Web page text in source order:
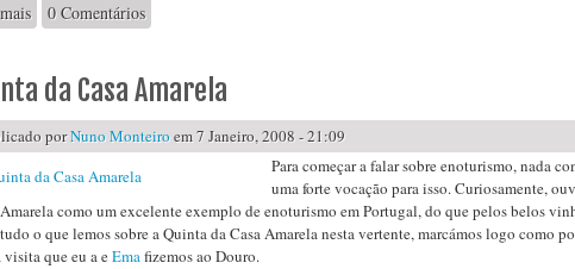
acerca de D.O.C.
0 Comentários
da Casa Amarela
porNuno Monteiroem 7 Janeiro, 2008 - 21:09
Para começar a falar sobre enoturismo, nada
uma forte vocação para isso. Curiosamente,
como um excelente exemplo de enoturismo em Portugal, do que pelos belos
o que lemos sobre a Quinta da Casa Amarela nesta vertente, marcámos logo como
visita que eu a eEmafizemos ao Douro.